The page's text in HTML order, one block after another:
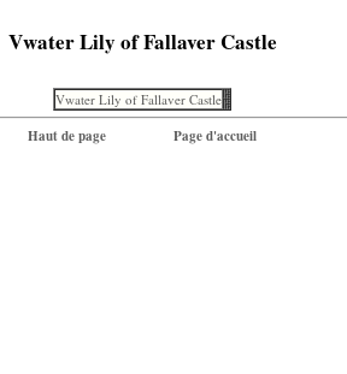
Vwater Lily of Fallaver Castle
Vwater Lily of Fallaver Castle
Haut de page Page d'accueil